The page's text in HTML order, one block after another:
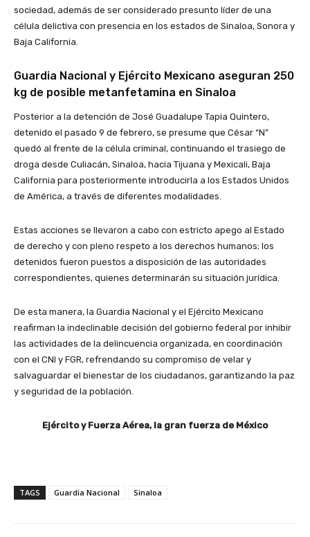
sociedad, además de ser considerado presunto líder de una
célula delictiva con presencia en los estados de Sinaloa, Sonora y
Baja California.
Guardia Nacional y Ejército Mexicano aseguran 250
kg de posible metanfetamina en Sinaloa
Posterior a la detención de José Guadalupe Tapia Quintero,
detenido el pasado 9 de febrero, se presume que César “N”
quedó al frente de la célula criminal, continuando el trasiego de
droga desde Culiacán, Sinaloa, hacia Tijuana y Mexicali, Baja
California para posteriormente introducirla a los Estados Unidos
de América, a través de diferentes modalidades.
Estas acciones se llevaron a cabo con estricto apego al Estado
de derecho y con pleno respeto a los derechos humanos; los
detenidos fueron puestos a disposición de las autoridades
correspondientes, quienes determinarán su situación jurídica.
De esta manera, la Guardia Nacional y el Ejército Mexicano
reafirman la indeclinable decisión del gobierno federal por inhibir
las actividades de la delincuencia organizada, en coordinación
con el CNI y FGR, refrendando su compromiso de velar y
salvaguardar el bienestar de los ciudadanos, garantizando la paz
y seguridad de la población.
Ejército y Fuerza Aérea, la gran fuerza de México
TAGS Guardia Nacional Sinaloa